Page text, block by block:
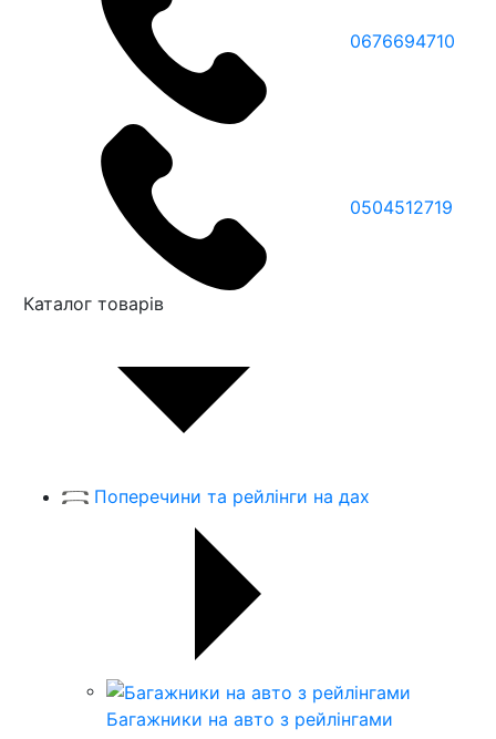
0676694710
0504512719
Каталог товарів
Поперечини та рейлінги на дах
Багажники на авто з рейлінгами